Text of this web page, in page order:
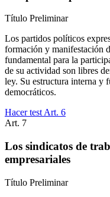
Título Preliminar
Los partidos políticos
formación y manifestación
fundamental para la
de su actividad son libres
ley. Su estructura interna y
democráticos.
Hacer test Art. 6
Art. 7
Los sindicatos de
empresariales
Título Preliminar